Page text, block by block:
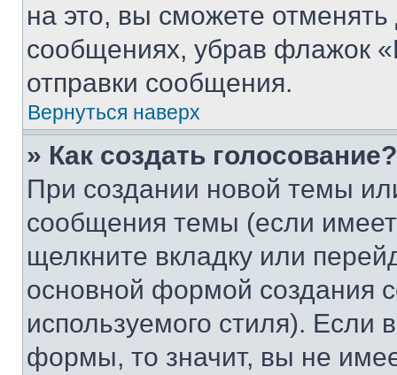
на это, вы сможете
сообщениях, убрав флажок
отправки сообщения.
Вернуться наверх
» Как создать голосование?
При создании новой темы
сообщения темы (если
щелкните вкладку или
основной формой создания
используемого стиля). Если
формы, то значит, вы не